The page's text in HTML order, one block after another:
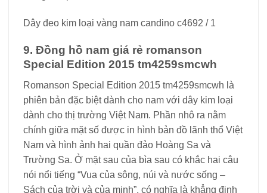
Dây đeo kim loại vàng nam candino c4692 / 1
9. Đồng hồ nam giá rẻ romanson
Special Edition 2015 tm4259smcwh
Romanson Special Edition 2015 tm4259smcwh là
phiên bản đặc biệt dành cho nam với dây kim loại
dành cho thị trường Việt Nam. Phần nhô ra nằm
chính giữa mặt số được in hình bản đồ lãnh thổ Việt
Nam và hình ảnh hai quần đảo Hoàng Sa và
Trường Sa. Ở mặt sau của bìa sau có khắc hai câu
nói nổi tiếng “Vua của sông, núi và nước sống –
Sách của trời và của minh”, có nghĩa là khẳng định